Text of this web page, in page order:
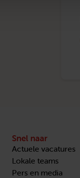
Snel naar
Actuele vacatures
Lokale teams
Pers en media